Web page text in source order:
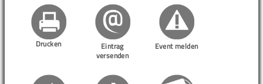
Drucken
Eintrag
versenden
Event melden